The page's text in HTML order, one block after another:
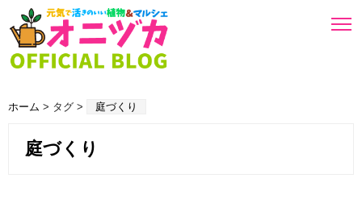
ホーム > タグ > 庭づくり
庭づくり